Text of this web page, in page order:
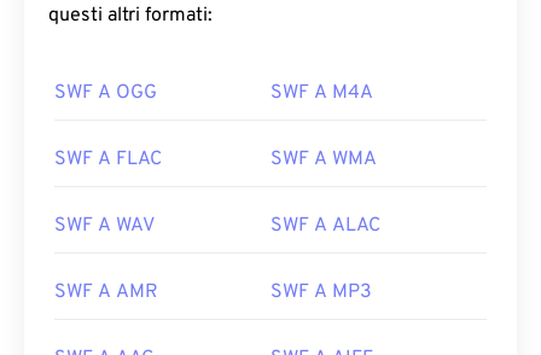
questi altri formati:
SWF A OGG SWF A M4A
SWF A FLAC SWF A WMA
SWF A WAV SWF A ALAC
SWF A AMR SWF A MP3